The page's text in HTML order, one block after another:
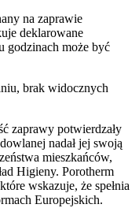
na zaprawie
deklarowane
godzinach może być
brak widocznych
zaprawy potwierdzały
nadał jej swoją
mieszkańców,
Higieny. Porotherm
wskazuje, że spełnia
Europejskich.